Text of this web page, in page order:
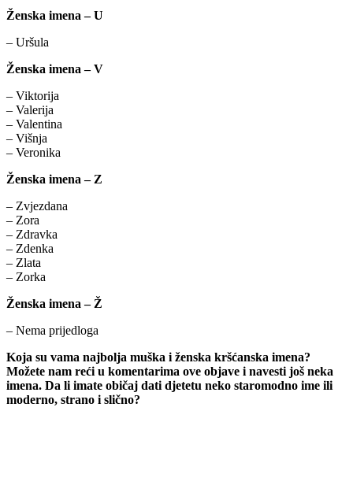
Ženska imena – U
– Uršula
Ženska imena – V
– Viktorija
– Valerija
– Valentina
– Višnja
– Veronika
Ženska imena – Z
– Zvjezdana
– Zora
– Zdravka
– Zdenka
– Zlata
– Zorka
Ženska imena – Ž
– Nema prijedloga
Koja su vama najbolja muška i ženska kršćanska imena?
Možete nam reći u komentarima ove objave i navesti još neka
imena. Da li imate običaj dati djetetu neko staromodno ime ili
moderno, strano i slično?